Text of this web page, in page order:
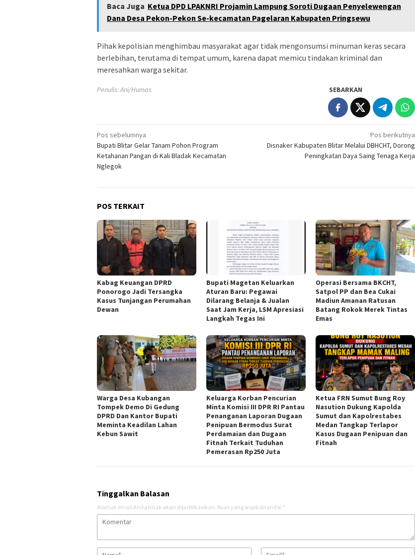
Baca Juga Ketua DPD LPAKNRI Projamin Lampung Soroti Dugaan Penyelewengan
Dana Desa Pekon-Pekon Se-kecamatan Pagelaran Kabupaten Pringsewu
Pihak kepolisian menghimbau masyarakat agar tidak mengonsumsi minuman keras secara
berlebihan, terutama di tempat umum, karena dapat memicu tindakan kriminal dan
meresahkan warga sekitar.
Penulis: Ani/Humas SEBARKAN
Navigasi
pos
Pos sebelumnya
Bupati Blitar Gelar Tanam Pohon Program
Ketahanan Pangan di Kali Bladak Kecamatan
Nglegok
Pos berikutnya
Disnaker Kabupaten Blitar Melalui DBHCHT, Dorong
Peningkatan Daya Saing Tenaga Kerja
POS TERKAIT
Kabag Keuangan DPRD
Ponorogo Jadi Tersangka
Kasus Tunjangan Perumahan
Dewan
Bupati Magetan Keluarkan
Aturan Baru: Pegawai
Dilarang Belanja & Jualan
Saat Jam Kerja, LSM Apresiasi
Langkah Tegas Ini
Operasi Bersama BKCHT,
Satpol PP dan Bea Cukai
Madiun Amanan Ratusan
Batang Rokok Merek Tintas
Emas
Warga Desa Kubangan
Tompek Demo Di Gedung
DPRD Dan Kantor Bupati
Meminta Keadilan Lahan
Kebun Sawit
Keluarga Korban Pencurian
Minta Komisi III DPR RI Pantau
Penanganan Laporan Dugaan
Penipuan Bermodus Surat
Perdamaian dan Dugaan
Fitnah Terkait Tuduhan
Pemerasan Rp250 Juta
Ketua FRN Sumut Bung Roy
Nasution Dukung Kapolda
Sumut dan Kapolrestabes
Medan Tangkap Terlapor
Kasus Dugaan Penipuan dan
Fitnah
Tinggalkan Balasan
Alamat email Anda tidak akan dipublikasikan. Ruas yang wajib ditandai *